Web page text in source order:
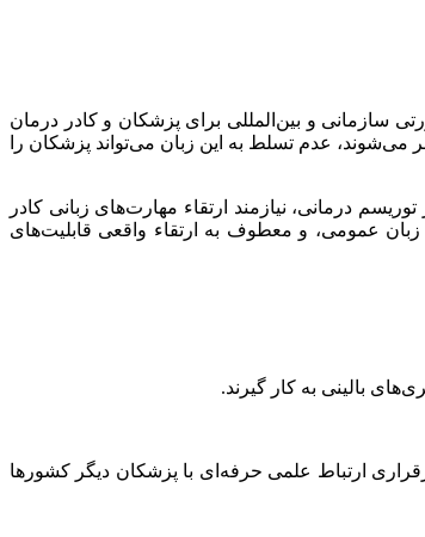
سازمانی و بین‌المللی برای پزشکان و کادر درمان
عدم تسلط به این زبان می‌تواند پزشکان را
درمانی، نیازمند ارتقاء مهارت‌های زبانی کادر
عمومی، و معطوف به ارتقاء واقعی قابلیت‌های
بالینی به کار گیرند.
ارتباط علمی حرفه‌ای با پزشکان دیگر کشورها